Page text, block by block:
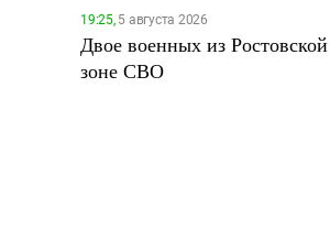
19:25,5 августа 2026
Двое военных из
зоне СВО